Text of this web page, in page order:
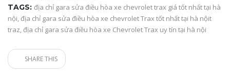
TAGS: địa chỉ gara sửa điều hòa xe chevrolet trax giá tốt nhất tại hà
nội,địa chỉ gara sửa điều hòa xe chevrolet Trax tốt nhất tại hà nộit
traz,địa chỉ gara sửa điều hòa xe Chevrolet Trax uy tín tại hà nội
SHARE THIS